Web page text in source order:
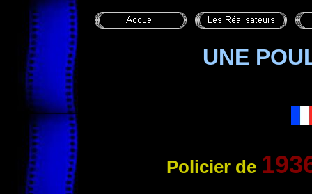
UNE
Policier de